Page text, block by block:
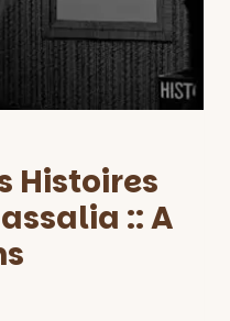
Histoires
:: A